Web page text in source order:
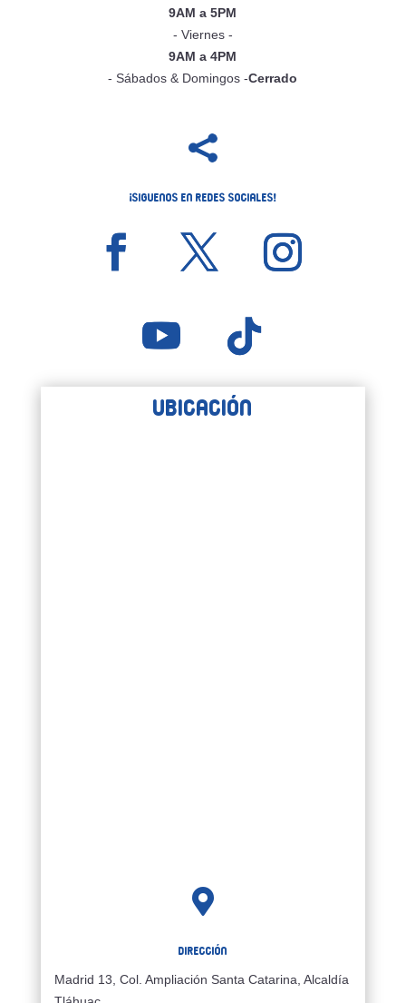
9AM a 5PM
- Viernes -
9AM a 4PM
- Sábados & Domingos -Cerrado

¡Siguenos en Redes Sociales!
Ubicación

Dirección
Madrid 13, Col. Ampliación Santa Catarina, Alcaldía